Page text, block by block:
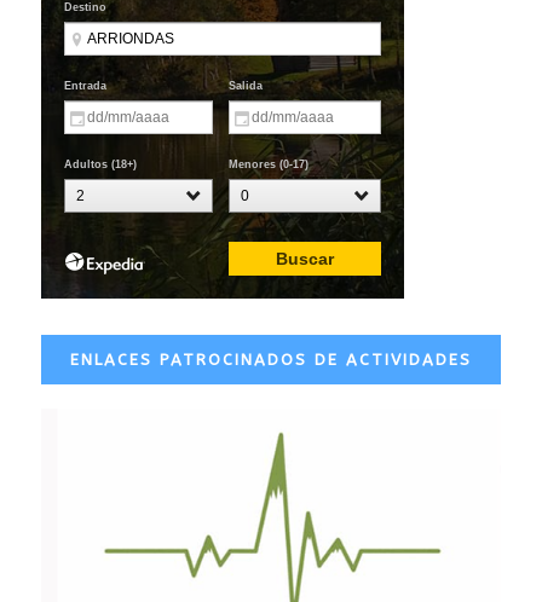
ENLACES PATROCINADOS DE ACTIVIDADES